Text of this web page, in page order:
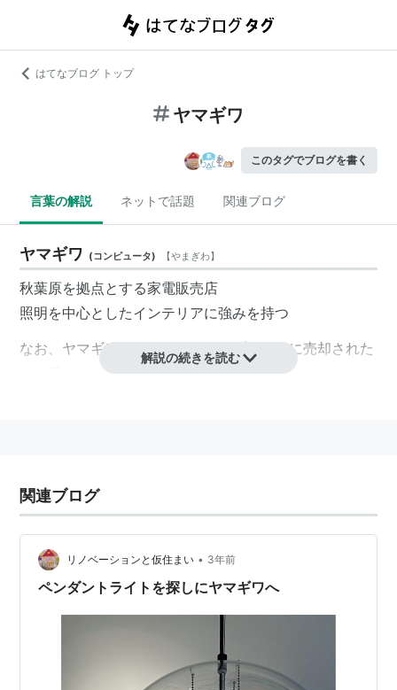
はてなブログ トップ
ヤマギワ
このタグでブログを書く
言葉の解説 ネットで話題 関連ブログ
ヤマギワ (コンピュータ) 【やまぎわ】
秋葉原を拠点とする家電販売店
照明を中心としたインテリアに強みを持つ
なお、ヤマギワソフトはソフマップソフトに売却された
解説の続きを読む
関連ブログ
リノベーションと仮住まい • 3年前
ペンダントライトを探しにヤマギワへ